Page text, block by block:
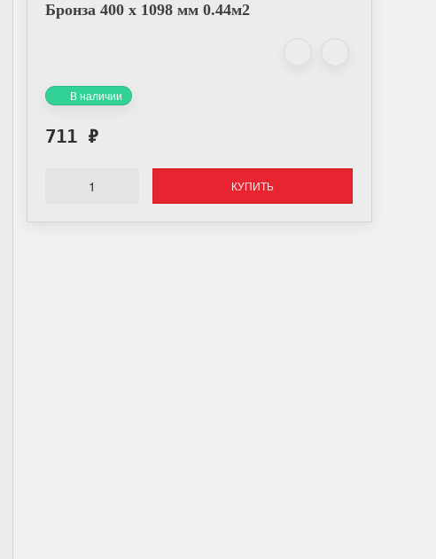
Бронза 400 х 1098 мм 0.44м2
В наличии
711 ₽
КУПИТЬ